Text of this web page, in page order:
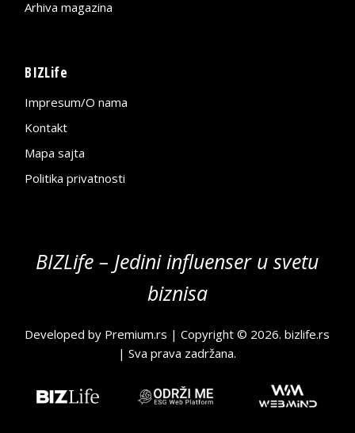
Arhiva magazina
BIZLife
Impresum/O nama
Kontakt
Mapa sajta
Politika privatnosti
BIZLife – Jedini influenser u svetu
biznisa
Developed by Premium.rs | Copyright © 2026.bizlife.rs
| Sva prava zadržana.